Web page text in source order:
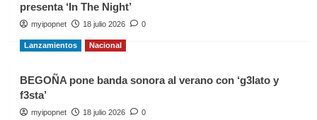
presenta ‘In The Night’
myipopnet 18 julio 2026 0
Lanzamientos Nacional
BEGOÑA pone banda sonora al verano con ‘g3lato y
f3sta’
myipopnet 18 julio 2026 0